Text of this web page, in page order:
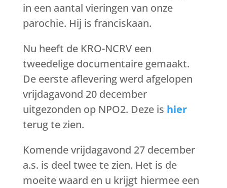
in een aantal vieringen van onze
parochie. Hij is franciskaan.
Nu heeft de KRO-NCRV een
tweedelige documentaire gemaakt.
De eerste aflevering werd afgelopen
vrijdagavond 20 december
uitgezonden op NPO2. Deze is hier
terug te zien.
Komende vrijdagavond 27 december
a.s. is deel twee te zien. Het is de
moeite waard en u krijgt hiermee een